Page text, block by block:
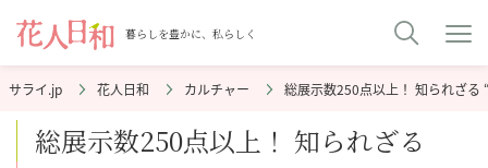
暮らしを豊かに、私らしく
花人日和 カルチャー 総展示数250点以上！ 知られざる
総展示数250点以上！ 知られざる